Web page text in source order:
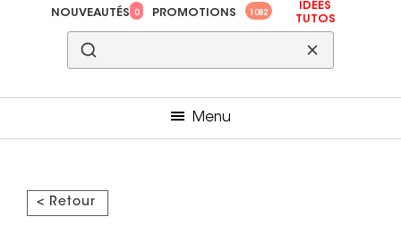
NOUVEAUTÉS 0 PROMOTIONS 1082
IDÉES
TUTOS
Menu
< Retour